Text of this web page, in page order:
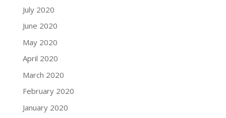
July 2020
June 2020
May 2020
April 2020
March 2020
February 2020
January 2020